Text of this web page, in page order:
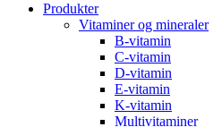
Produkter
Vitaminer og mineraler
B-vitamin
C-vitamin
D-vitamin
E-vitamin
K-vitamin
Multivitaminer